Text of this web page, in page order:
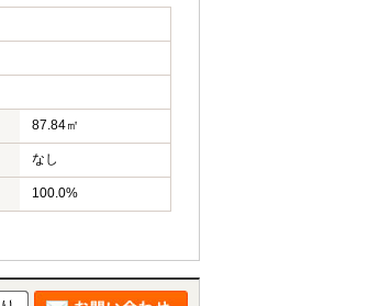
87.84㎡
なし
100.0%